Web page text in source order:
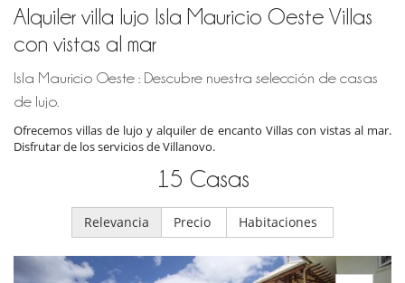
Alquiler villa lujo Isla Mauricio Oeste Villas
con vistas al mar
Isla Mauricio Oeste : Descubre nuestra selección de casas
de lujo.
Ofrecemos villas de lujo y alquiler de encanto Villas con vistas al mar.
Disfrutar de los servicios de Villanovo.
15 Casas
Relevancia Precio Habitaciones